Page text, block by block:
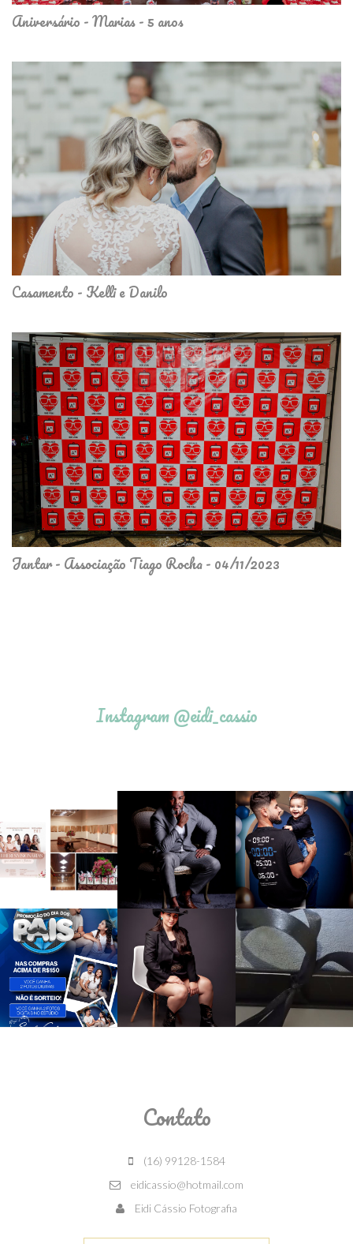
Aniversário - Marias - 5 anos
Casamento - Kelli e Danilo
Jantar - Associação Tiago Rocha - 04/11/2023
Instagram @eidi_cassio
Contato
(16) 99128-1584
eidicassio@hotmail.com
Eidi Cássio Fotografia